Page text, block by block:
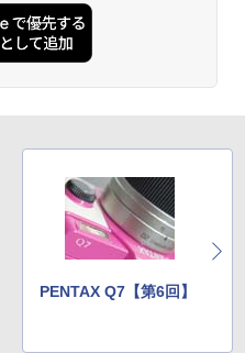
PENTAX Q7【第6回】